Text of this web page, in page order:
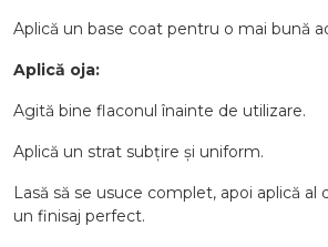
Aplică un base coat pentru o mai bună
Aplică oja:
Agită bine flaconul înainte de utilizare.
Aplică un strat subțire și uniform.
Lasă să se usuce complet, apoi aplică al
un finisaj perfect.